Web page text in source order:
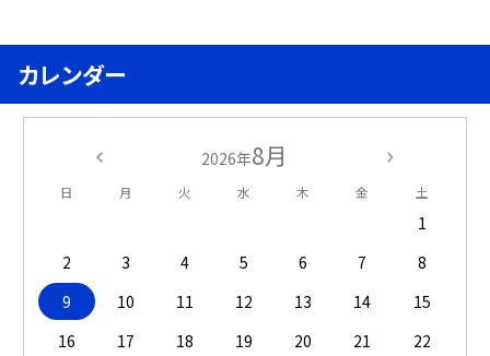
カレンダー
2026年8月
日 月 火 水 木 金 土
1
2
3 4 5 6 7
8
9
10 11 12 13 14
15
16
17 18 19 20 21
22